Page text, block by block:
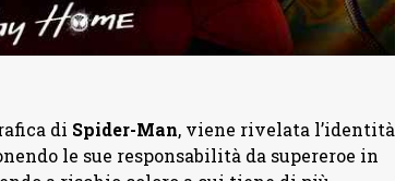
di Spider-Man, viene rivelata l’identità
le sue responsabilità da supereroe in